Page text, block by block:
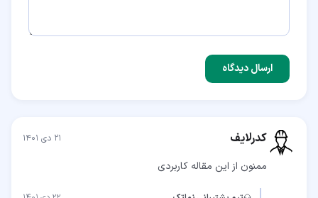
ارسال دیدگاه
کدرلایف ۲۱ دی ۱۴۰۱
ممنون از این مقاله کاربردی